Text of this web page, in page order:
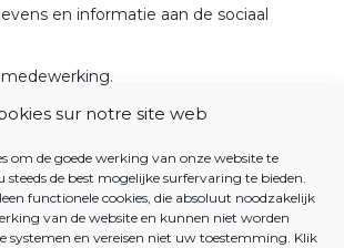
sur notre site web
om de goede werking van onze website te
de best mogelijke surfervaring te bieden.
functionele cookies, die absoluut noodzakelijk
van de website en kunnen niet worden
systemen en vereisen niet uw toestemming. Klik
en informatie aan de sociaal